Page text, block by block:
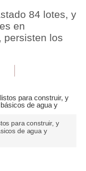
84 lotes, y
en
persisten los
para construir, y
de agua y